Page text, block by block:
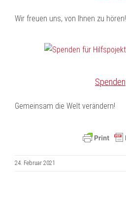
Wir freuen uns, von Ihnen zu hören!
Spenden
Gemeinsam die Welt verändern!
24. Februar 2021